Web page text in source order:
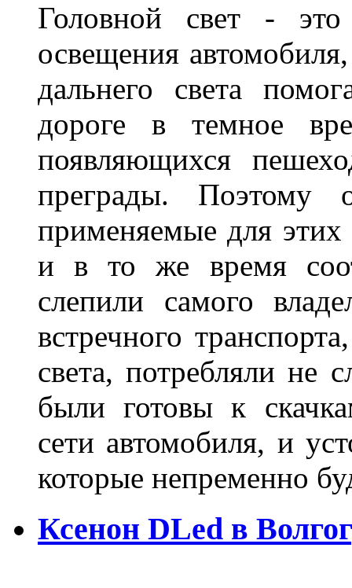
Головной свет -
освещения
дальнего света
дороге в темное
появляющихся
преграды. Поэтому
применяемые для
и в то же время
слепили самого
встречного
света, потребляли не
были готовы к
сети автомобиля, и
которые непременно
Ксенон DLed в